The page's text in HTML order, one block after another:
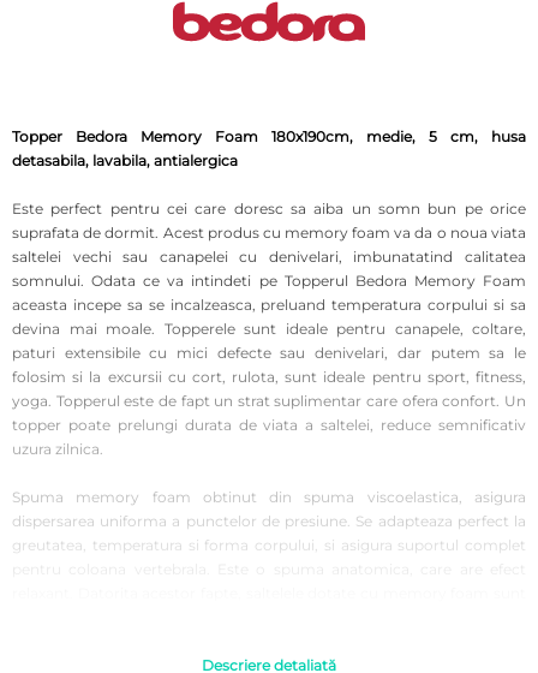
Topper Bedora Memory Foam 180x190cm, medie, 5 cm, husa
detasabila, lavabila, antialergica
Este perfect pentru cei care doresc sa aiba un somn bun pe orice
suprafata de dormit. Acest produs cu memory foam va da o noua viata
saltelei vechi sau canapelei cu denivelari, imbunatatind calitatea
somnului. Odata ce va intindeti pe Topperul Bedora Memory Foam
aceasta incepe sa se incalzeasca, preluand temperatura corpului si sa
devina mai moale. Topperele sunt ideale pentru canapele, coltare,
paturi extensibile cu mici defecte sau denivelari, dar putem sa le
folosim si la excursii cu cort, rulota, sunt ideale pentru sport, fitness,
yoga. Topperul este de fapt un strat suplimentar care ofera confort. Un
topper poate prelungi durata de viata a saltelei, reduce semnificativ
uzura zilnica.
Spuma memory foam obtinut din spuma viscoelastica, asigura
dispersarea uniforma a punctelor de presiune. Se adapteaza perfect la
greutatea, temperatura si forma corpului, si asigura suportul complet
amelioreaza durerile datorate modului incordat de viata, stresului,
Descriere detaliată